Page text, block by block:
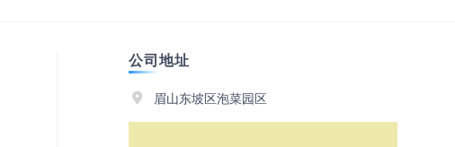
公司地址
眉山东坡区泡菜园区